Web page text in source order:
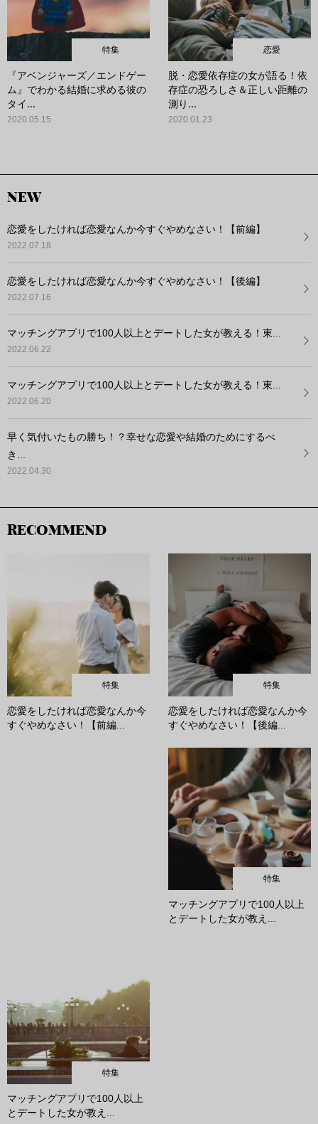
特集
『アベンジャーズ／エンドゲー
ム』でわかる結婚に求める彼の
タイ...
2020.05.15
恋愛
脱・恋愛依存症の女が語る！依
存症の恐ろしさ＆正しい距離の
測り...
2020.01.23
NEW
恋愛をしたければ恋愛なんか今すぐやめなさい！【前編】
2022.07.18
恋愛をしたければ恋愛なんか今すぐやめなさい！【後編】
2022.07.16
マッチングアプリで100人以上とデートした女が教える！東...
2022.06.22
マッチングアプリで100人以上とデートした女が教える！東...
2022.06.20
早く気付いたもの勝ち！？幸せな恋愛や結婚のためにするべ
き...
2022.04.30
RECOMMEND
特集
恋愛をしたければ恋愛なんか今
すぐやめなさい！【前編...
特集
恋愛をしたければ恋愛なんか今
すぐやめなさい！【後編...
特集
マッチングアプリで100人以上
とデートした女が教え...
特集
マッチングアプリで100人以上
とデートした女が教え...